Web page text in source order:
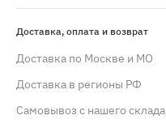
Доставка, оплата и возврат
Доставка по Москве и МО
Доставка в регионы РФ
Самовывоз с нашего склада